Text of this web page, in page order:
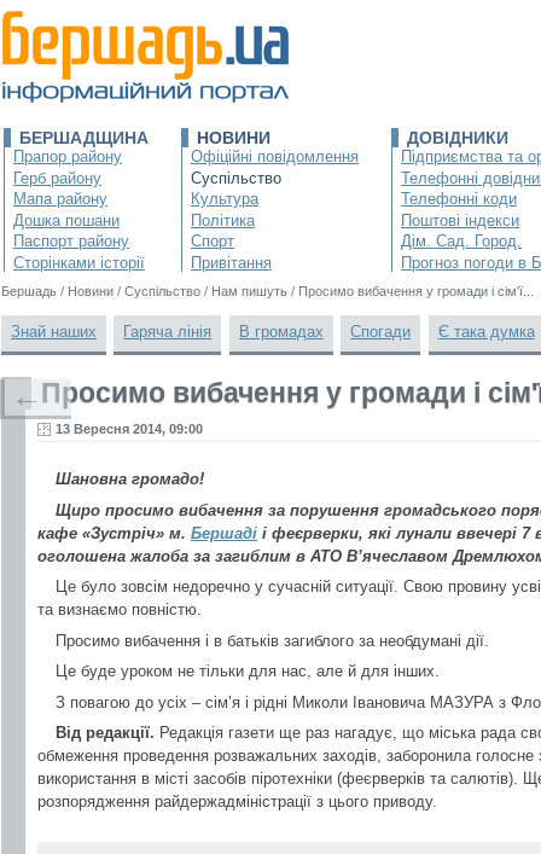
БЕРШАДЩИНА
Прапор району
Герб району
Мапа району
Дошка пошани
Паспорт району
Сторінками історії
НОВИНИ
Офіційні повідомлення
Суспільство
Культура
Політика
Спорт
Привітання
ДОВІДНИКИ
Підприємства та
Телефонні
Телефонні коди
Поштові індекси
Дім. Сад. Город.
Прогноз погоди в
Бершадь / Новини / Суспільство / Нам пишуть / Просимо вибачення у громади і сім'ї...
Знай наших Гаряча лінія В громадах Спогади Є така думка
Просимо вибачення у громади і
13 Вересня 2014, 09:00
Шановна громадо!
Щиро просимо вибачення за порушення громадського
кафе «Зустріч» м. Бершаді і феєрверки, які лунали ввечері
оголошена жалоба за загиблим в АТО В’ячеславом
Це було зовсім недоречно у сучасній ситуації. Свою провину
та визнаємо повністю.
Просимо вибачення і в батьків загиблого за необдумані дії.
Це буде уроком не тільки для нас, але й для інших.
З повагою до усіх – сім’я і рідні Миколи Івановича МАЗУРА з
Від редакції. Редакція газети ще раз нагадує, що міська рада
обмеження проведення розважальних заходів, заборонила голосне
використання в місті засобів піротехніки (феєрверків та
розпорядження райдержадміністрації з цього приводу.
←